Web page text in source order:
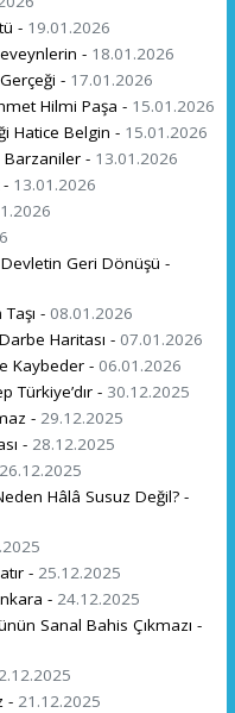
- 19.01.2026
- 18.01.2026
- 17.01.2026
Hilmi Paşa - 15.01.2026
Hatice Belgin - 15.01.2026
Barzaniler - 13.01.2026
13.01.2026
Devletin Geri Dönüşü -
- 08.01.2026
Haritası - 07.01.2026
Kaybeder - 06.01.2026
Türkiye’dır - 30.12.2025
- 29.12.2025
- 28.12.2025
26.12.2025
Hâlâ Susuz Değil? -
- 25.12.2025
- 24.12.2025
Sanal Bahis Çıkmazı -
- 21.12.2025